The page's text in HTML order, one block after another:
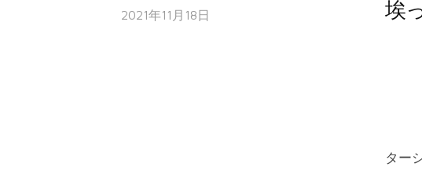
キ
2021年11月18日 埃
ター